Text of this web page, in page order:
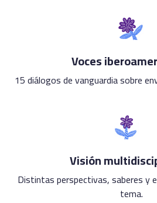
Voces
15 diálogos de vanguardia sobre
Visión
Distintas perspectivas, saberes y
tema.